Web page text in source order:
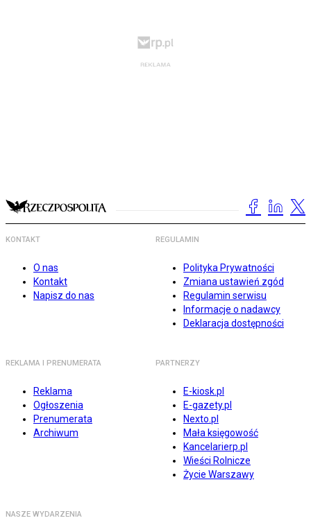
KONTAKT
O nas
Kontakt
Napisz do nas
REGULAMIN
Polityka Prywatności
Zmiana ustawień zgód
Regulamin serwisu
Informacje o nadawcy
Deklaracja dostępności
REKLAMA I PRENUMERATA
Reklama
Ogłoszenia
Prenumerata
Archiwum
PARTNERZY
E-kiosk.pl
E-gazety.pl
Nexto.pl
Mała księgowość
Kancelarierp.pl
Wieści Rolnicze
Życie Warszawy
NASZE WYDARZENIA